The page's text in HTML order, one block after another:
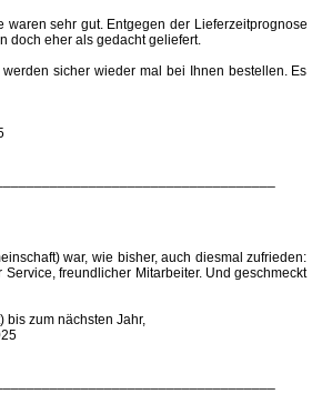
waren sehr gut. Entgegen der Lieferzeitprognose
doch eher als gedacht geliefert.
sicher wieder mal bei Ihnen bestellen. Es
war, wie bisher, auch diesmal zufrieden:
Service, freundlicher Mitarbeiter. Und geschmeckt
bis zum nächsten Jahr,